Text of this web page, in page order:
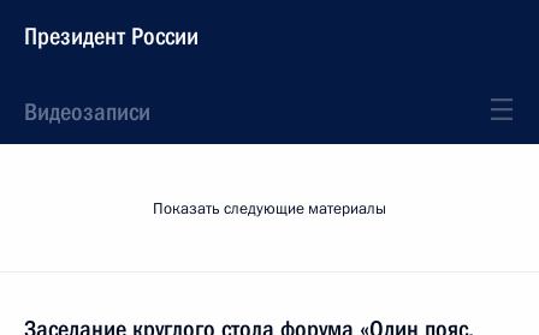
Президент России
Видеозаписи
Показать следующие материалы
Заседание круглого стола форума «Один пояс,